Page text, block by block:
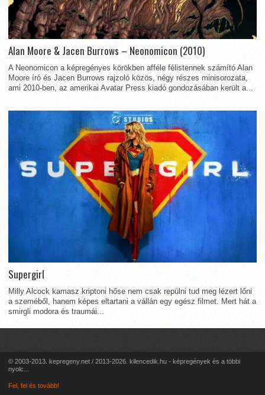
Alan Moore & Jacen Burrows – Neonomicon (2010)
A Neonomicon a képregényes körökben afféle félistennek számító Alan
Moore író és Jacen Burrows rajzoló közös, négy részes minisorozata,
ami 2010-ben, az amerikai Avatar Press kiadó gondozásában került a...
Supergirl
Milly Alcock kamasz kriptoni hőse nem csak repülni tud meg lézert lőni
a szeméből, hanem képes eltartani a vállán egy egész filmet. Mert hát a
smirgli modora és traumái...
© 2003-2013. kepregeny.net / 2013-2026. kilencedik.hu - képregények és a többi
nyolc...
Fel, fel és tovább!